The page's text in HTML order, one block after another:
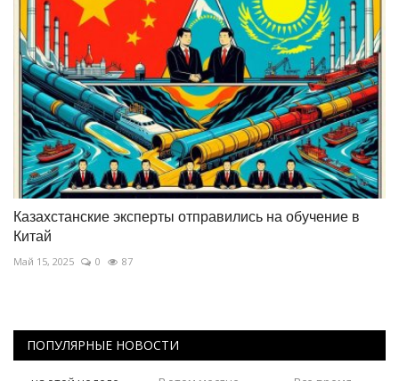
Казахстанские эксперты отправились на обучение в
Китай
Май 15, 2025 0 87
ПОПУЛЯРНЫЕ НОВОСТИ